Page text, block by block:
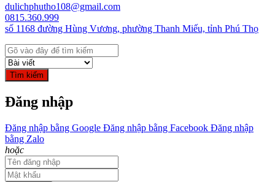
dulichphutho108@gmail.com
0815.360.999
số 1168 đường Hùng Vương, phường Thanh Miếu, tỉnh Phú Thọ
Tìm kiếm
Đăng nhập
Đăng nhập bằng Google Đăng nhập bằng Facebook Đăng nhập
bằng Zalo
hoặc